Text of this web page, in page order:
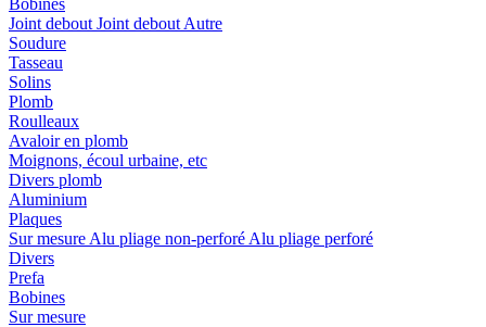
Bobines
Joint debout Joint debout Autre
Soudure
Tasseau
Solins
Plomb
Roulleaux
Avaloir en plomb
Moignons, écoul urbaine, etc
Divers plomb
Aluminium
Plaques
Sur mesure Alu pliage non-perforé Alu pliage perforé
Divers
Prefa
Bobines
Sur mesure